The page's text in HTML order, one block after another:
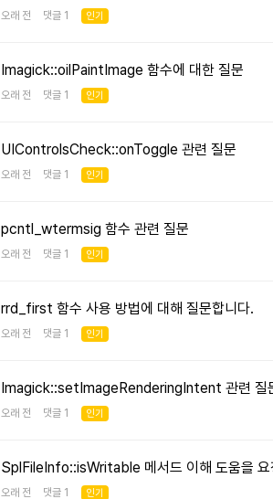
오래 전 댓글 1 인기
Imagick::oilPaintImage 함수에 대한 질문
오래 전 댓글 1 인기
UIControlsCheck::onToggle 관련 질문
오래 전 댓글 1 인기
pcntl_wtermsig 함수 관련 질문
오래 전 댓글 1 인기
rrd_first 함수 사용 방법에 대해 질문합니다.
오래 전 댓글 1 인기
Imagick::setImageRenderingIntent 관련 질
오래 전 댓글 1 인기
SplFileInfo::isWritable 메서드 이해 도움을 요
오래 전 댓글 1 인기